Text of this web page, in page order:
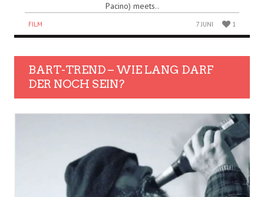
Pacino) meets..
FILM 7 JUNI 1
BART-TREND – WIE LANG DARF
DER NOCH SEIN?